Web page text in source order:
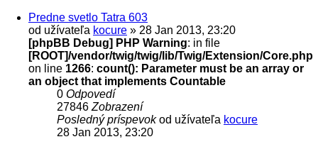
Predne svetlo Tatra 603
od užívateľa kocure » 28 Jan 2013, 23:20
[phpBB Debug] PHP Warning: in file
[ROOT]/vendor/twig/twig/lib/Twig/Extension/Core.php
on line 1266: count(): Parameter must be an array or
an object that implements Countable
0 Odpovedí
27846 Zobrazení
Posledný príspevokod užívateľa kocure
28 Jan 2013, 23:20